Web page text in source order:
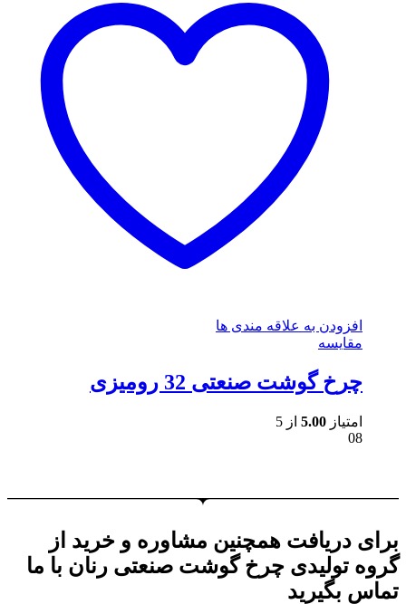
افزودن به علاقه مندی ها
مقایسه
چرخ گوشت صنعتی 32 رومیزی
امتیاز 5.00 از 5
08
برای دریافت همچنین مشاوره و خرید از
گروه تولیدی چرخ گوشت صنعتی رنان با ما
تماس بگیرید